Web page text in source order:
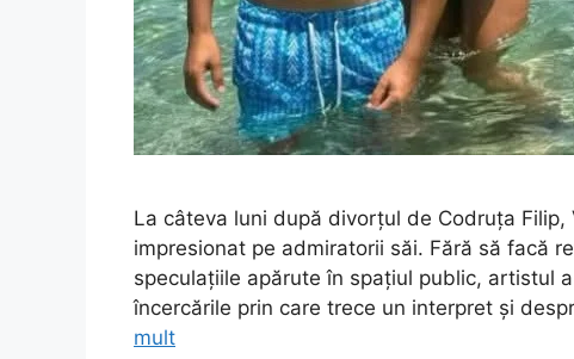
La câteva luni după divorțul de Codruța
impresionat pe admiratorii săi. Fără să facă
speculațiile apărute în spațiul public, artistul
încercările prin care trece un interpret și
mult